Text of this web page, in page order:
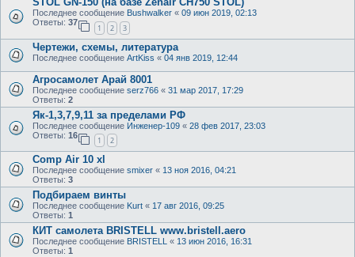
Последнее сообщение Bushwalker « 09 июн 2019, 02:13
Ответы: 37
1 2 3
Чертежи, схемы, литература
Последнее сообщение ArtKiss « 04 янв 2019, 12:44
Агросамолет Арай 8001
Последнее сообщение serz766 « 31 мар 2017, 17:29
Ответы: 2
Як-1,3,7,9,11 за пределами РФ
Последнее сообщение Инженер-109 « 28 фев 2017, 23:03
Ответы: 16
1 2
Comp Air 10 xl
Последнее сообщение smixer « 13 ноя 2016, 04:21
Ответы: 3
Подбираем винты
Последнее сообщение Kurt « 17 авг 2016, 09:25
Ответы: 1
КИТ самолета BRISTELL www.bristell.aero
Последнее сообщение BRISTELL « 13 июн 2016, 16:31
Ответы: 1